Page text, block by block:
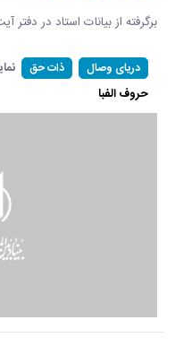
برگرفته از بیانات استاد در دفتر
دریای وصال ذات حق
حروف الفبا